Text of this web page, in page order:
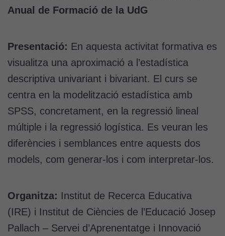
Anual de Formació de la UdG
Presentació: En aquesta activitat formativa es
visualitza una aproximació a l’estadística
descriptiva univariant i bivariant. El curs se
centra en la modelització estadística amb
SPSS, concretament, en la regressió lineal
múltiple i la regressió logística. Es veuran les
diferències i semblances entre aquests dos
models, com generar-los i com interpretar-los.
Organitza: Institut de Recerca Educativa
(IRE) i Institut de Ciències de l’Educació Josep
Pallach – Servei d’Aprenentatge i Innovació